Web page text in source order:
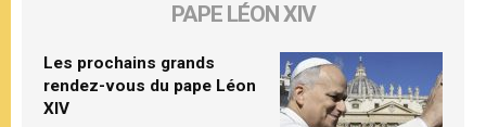
PAPE LÉON XIV
Les prochains grands
rendez-vous du pape Léon
XIV